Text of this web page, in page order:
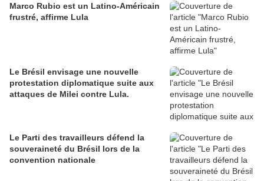
Marco Rubio est un Latino-Américain
frustré, affirme Lula
Le Brésil envisage une nouvelle
protestation diplomatique suite aux
attaques de Milei contre Lula.
Le Parti des travailleurs défend la
souveraineté du Brésil lors de la
convention nationale